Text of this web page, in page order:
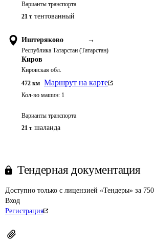
Варианты транспорта
21 т тентованный
Иштеряково →
Республика Татарстан (Татарстан)
Киров
Кировская обл.
472 км Маршрут на карте
Кол-во машин: 1
Варианты транспорта
21 т шаланда
Тендерная документация
Доступно только с лицензией «Тендеры» за
Вход
Регистрация